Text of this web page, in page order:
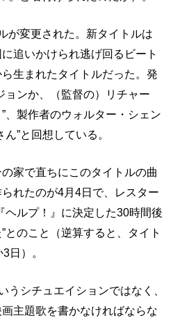
が変更された。新タイトルは
追いかけられ逃げ回るビート
生まれたタイトルだった。発
ョンか、（監督の）リチャー
、製作者のウォルター・シェン
”と回想している。
家で直ちにこのタイトルの曲
れたのが4月4日で、レスター
ヘルプ！』に決定した30時間後
とのこと（逆算すると、タイト
日）。
うシチュエイションではなく、
画主題歌を書かなければならな